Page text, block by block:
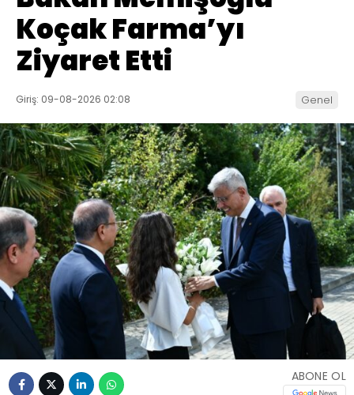
Koçak Farma’yı
Ziyaret Etti
Giriş: 09-08-2026 02:08 Genel
ABONE OL